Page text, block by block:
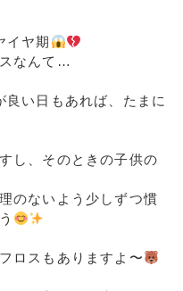
イヤ期
なんて…
い日もあれば、たまに
し、そのときの子供の
のないよう少しずつ慣
ロスもありますよ〜